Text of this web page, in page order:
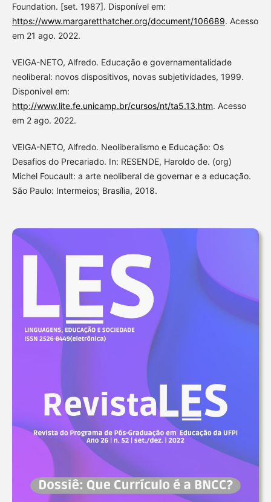
Foundation. [set. 1987]. Disponível em:
https://www.margaretthatcher.org/document/106689. Acesso
em 21 ago. 2022.
VEIGA-NETO, Alfredo. Educação e governamentalidade
neoliberal: novos dispositivos, novas subjetividades, 1999.
Disponível em:
http://www.lite.fe.unicamp.br/cursos/nt/ta5.13.htm. Acesso
em 2 ago. 2022.
VEIGA-NETO, Alfredo. Neoliberalismo e Educação: Os
Desafios do Precariado. In: RESENDE, Haroldo de. (org)
Michel Foucault: a arte neoliberal de governar e a educação.
São Paulo: Intermeios; Brasília, 2018.